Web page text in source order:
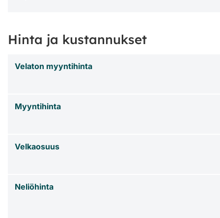
Hinta ja kustannukset
Velaton myyntihinta
Myyntihinta
Velkaosuus
Neliöhinta